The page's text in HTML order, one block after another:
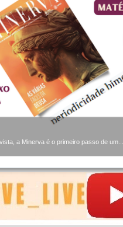
a Minerva é o primeiro passo de um...